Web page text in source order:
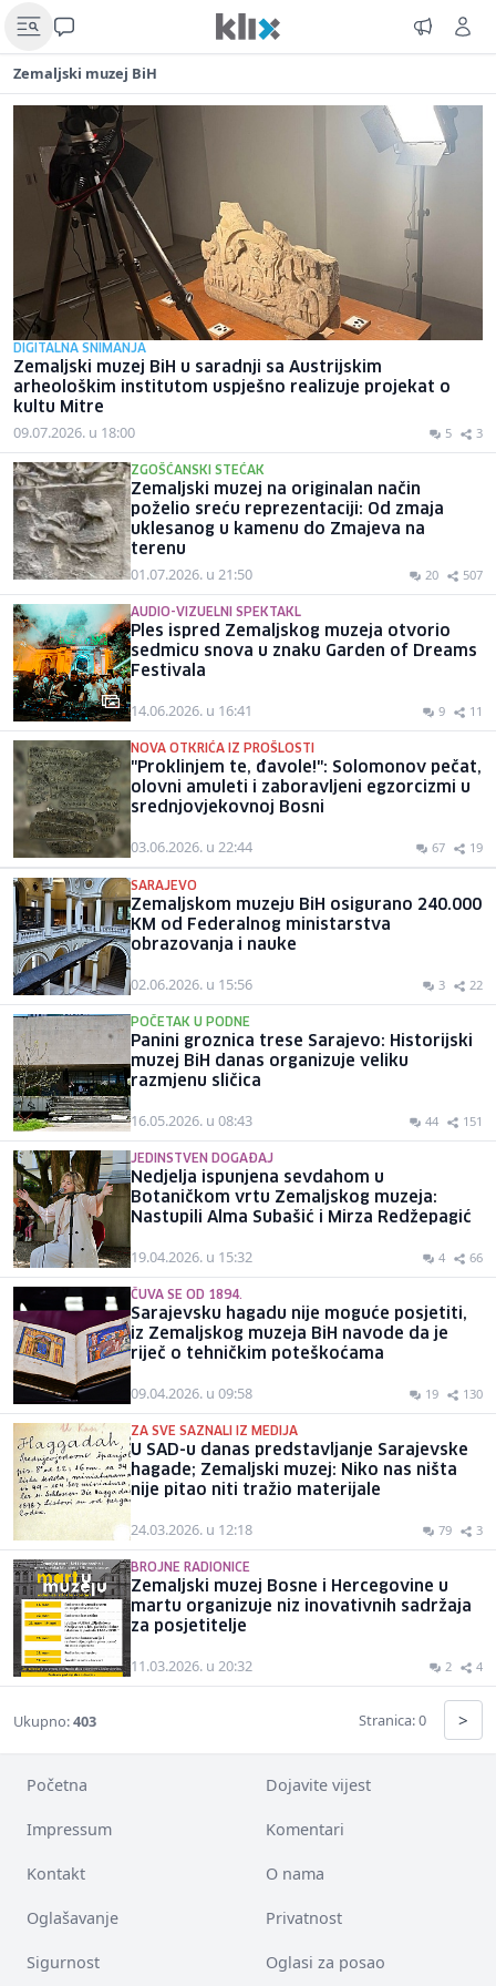
Zemaljski muzej BiH
DIGITALNA SNIMANJA
Zemaljski muzej BiH u saradnji sa Austrijskim
arheološkim institutom uspješno realizuje projekat o
kultu Mitre
09.07.2026. u 18:00 5 3
ZGOŠĆANSKI STEĆAK
Zemaljski muzej na originalan način
poželio sreću reprezentaciji: Od zmaja
uklesanog u kamenu do Zmajeva na
terenu
01.07.2026. u 21:50 20 507
AUDIO-VIZUELNI SPEKTAKL
Ples ispred Zemaljskog muzeja otvorio
sedmicu snova u znaku Garden of Dreams
Festivala
14.06.2026. u 16:41 9 11
NOVA OTKRIĆA IZ PROŠLOSTI
"Proklinjem te, đavole!": Solomonov pečat,
olovni amuleti i zaboravljeni egzorcizmi u
srednjovjekovnoj Bosni
03.06.2026. u 22:44 67 19
SARAJEVO
Zemaljskom muzeju BiH osigurano 240.000
KM od Federalnog ministarstva
obrazovanja i nauke
02.06.2026. u 15:56 3 22
POČETAK U PODNE
Panini groznica trese Sarajevo: Historijski
muzej BiH danas organizuje veliku
razmjenu sličica
16.05.2026. u 08:43 44 151
JEDINSTVEN DOGAĐAJ
Nedjelja ispunjena sevdahom u
Botaničkom vrtu Zemaljskog muzeja:
Nastupili Alma Subašić i Mirza Redžepagić
19.04.2026. u 15:32 4 66
ČUVA SE OD 1894.
Sarajevsku hagadu nije moguće posjetiti,
iz Zemaljskog muzeja BiH navode da je
riječ o tehničkim poteškoćama
09.04.2026. u 09:58 19 130
ZA SVE SAZNALI IZ MEDIJA
U SAD-u danas predstavljanje Sarajevske
hagade; Zemaljski muzej: Niko nas ništa
nije pitao niti tražio materijale
24.03.2026. u 12:18 79 3
BROJNE RADIONICE
Zemaljski muzej Bosne i Hercegovine u
martu organizuje niz inovativnih sadržaja
za posjetitelje
11.03.2026. u 20:32 2 4
Ukupno:403 Stranica: 0 >
Početna Dojavite vijest
Impressum Komentari
Kontakt O nama
Oglašavanje Privatnost
Sigurnost Oglasi za posao